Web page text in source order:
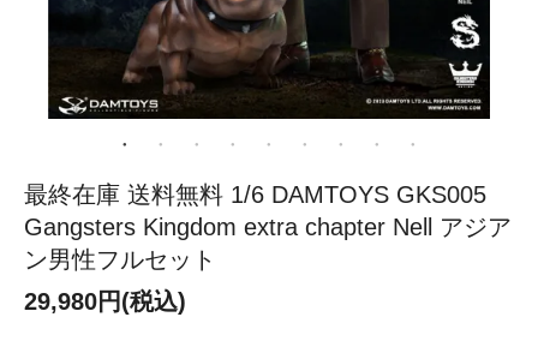
最終在庫 送料無料 1/6 DAMTOYS GKS005
Gangsters Kingdom extra chapter Nell アジア
ン男性フルセット
29,980円(税込)